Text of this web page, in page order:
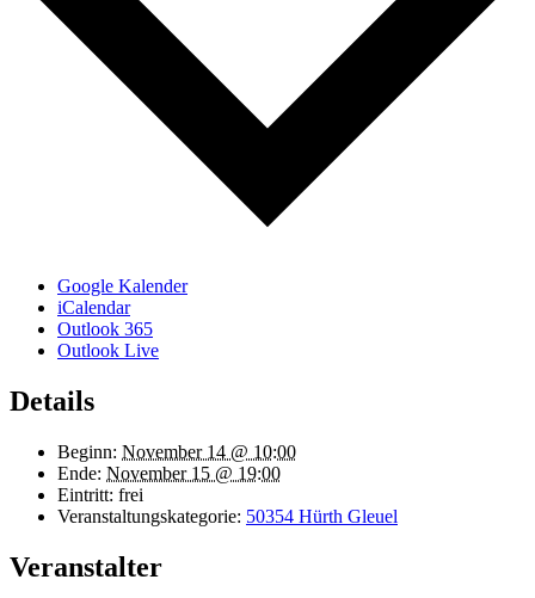
Google Kalender
iCalendar
Outlook 365
Outlook Live
Details
Beginn: November 14 @ 10:00
Ende: November 15 @ 19:00
Eintritt: frei
Veranstaltungskategorie: 50354 Hürth Gleuel
Veranstalter